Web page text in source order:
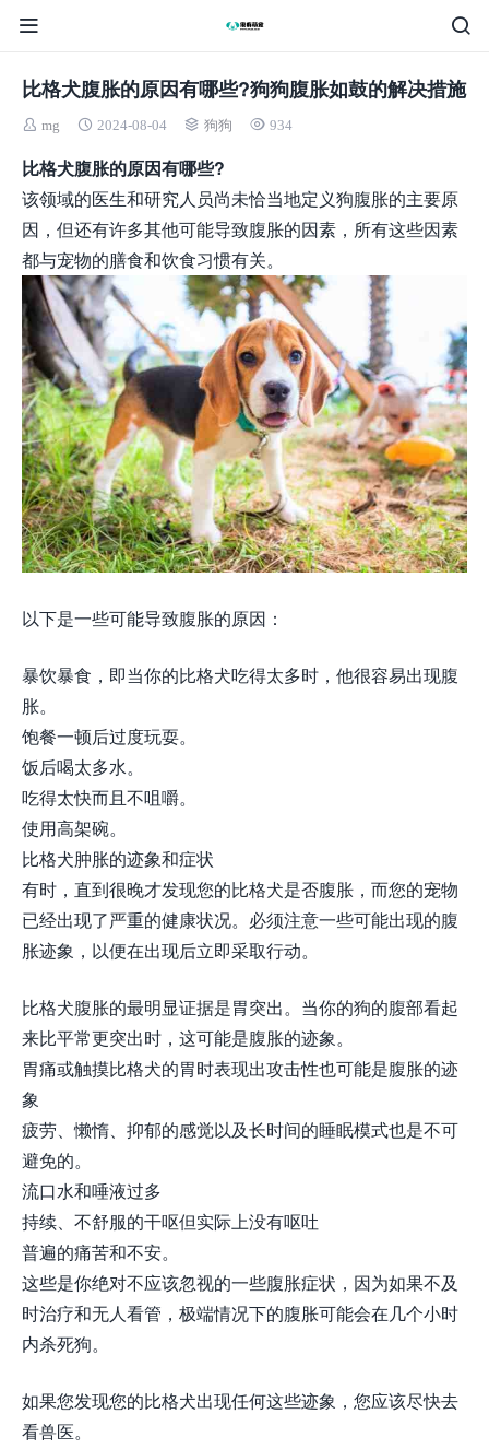
比格犬腹胀的原因有哪些?狗狗腹胀如鼓的解决措施
mg 2024-08-04 狗狗 934
比格犬腹胀的原因有哪些?
该领域的医生和研究人员尚未恰当地定义狗腹胀的主要原
因，但还有许多其他可能导致腹胀的因素，所有这些因素
都与宠物的膳食和饮食习惯有关。
以下是一些可能导致腹胀的原因：
暴饮暴食，即当你的比格犬吃得太多时，他很容易出现腹
胀。
饱餐一顿后过度玩耍。
饭后喝太多水。
吃得太快而且不咀嚼。
使用高架碗。
比格犬肿胀的迹象和症状
有时，直到很晚才发现您的比格犬是否腹胀，而您的宠物
已经出现了严重的健康状况。必须注意一些可能出现的腹
胀迹象，以便在出现后立即采取行动。
比格犬腹胀的最明显证据是胃突出。当你的狗的腹部看起
来比平常更突出时，这可能是腹胀的迹象。
胃痛或触摸比格犬的胃时表现出攻击性也可能是腹胀的迹
象
疲劳、懒惰、抑郁的感觉以及长时间的睡眠模式也是不可
避免的。
流口水和唾液过多
持续、不舒服的干呕但实际上没有呕吐
普遍的痛苦和不安。
这些是你绝对不应该忽视的一些腹胀症状，因为如果不及
时治疗和无人看管，极端情况下的腹胀可能会在几个小时
内杀死狗。
如果您发现您的比格犬出现任何这些迹象，您应该尽快去
看兽医。